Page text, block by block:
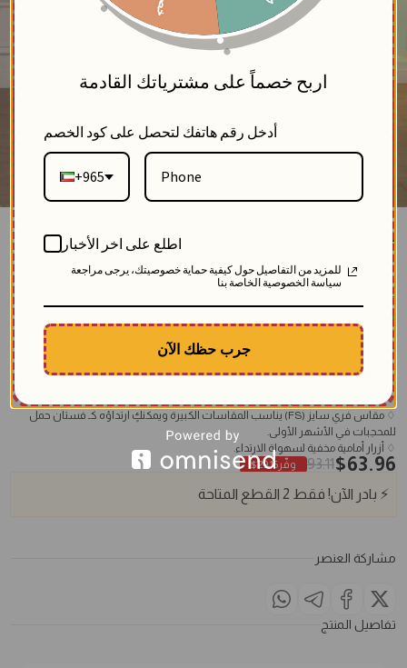
فستان طويل مع طباعة على الصدر-بيج-fs
2
SKU: 11308-بيج-FS
الوصف
فستان نسائي واسع:
♢ مصنوع من خام القطن المريح
♢ يتميز بطباعة فنية على الصدر
♢ قَصة طويلة واسعة ومحتشمة تناسب الجامعة والدوام.
♢ مقاس فري سايز (FS) يناسب المقاسات الكبيرة ويمكنكٍ ارتداؤه كـ فستان حمل
للمحجبات في الأشهر الأولى.
♢ أزرار أمامية مخفية لسهولة الارتداء.
وفّر 29.15
$ 93.11 63.96
$
⚡ بادر الآن! فقط 2 القطع المتاحة
مشاركة العنصر
تفاصيل المنتج
اربح خصماً على مشترياتك القادمة
أدخل رقم هاتفك لتحصل على كود الخصم
+965
اطلع على اخر الأخبار
للمزيد من التفاصيل حول كيفية حماية خصوصيتك، يرجى مراجعة
سياسة الخصوصية الخاصة بنا
جرب حظك الآن